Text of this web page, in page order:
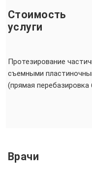
Стоимость
услуги
Протезирование
съемными
(прямая перебазировка
Врачи